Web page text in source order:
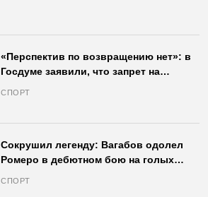
«Перспектив по возвращению нет»: в
Госдуме заявили, что запрет на
СПОРТ
Сокрушил легенду: Вагабов одолел
Ромеро в дебютном бою на голых
СПОРТ